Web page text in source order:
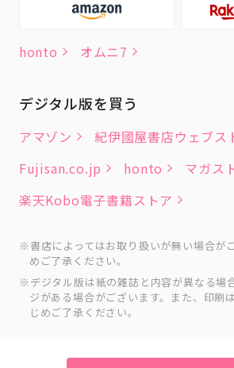
honto オムニ7
デジタル版を買う
アマゾン
紀伊國屋書店ウェブス
Fujisan.co.jp
honto
マガス
楽天Kobo電子書籍ストア
書店によってはお取り扱いが無い場合が
めご了承ください。
デジタル版は紙の雑誌と内容が異なる場
ジがある場合がございます。また、印刷
じめご了承ください。